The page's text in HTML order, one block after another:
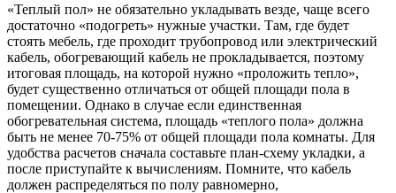
«Теплый пол» не обязательно укладывать везде, чаще всего
достаточно «подогреть» нужные участки. Там, где будет
стоять мебель, где проходит трубопровод или электрический
кабель, обогревающий кабель не прокладывается, поэтому
итоговая площадь, на которой нужно «проложить тепло»,
будет существенно отличаться от общей площади пола в
помещении. Однако в случае если единственная
обогревательная система, площадь «теплого пола» должна
быть не менее 70-75% от общей площади пола комнаты. Для
удобства расчетов сначала составьте план-схему укладки, а
после приступайте к вычислениям. Помните, что кабель
должен распределяться по полу равномерно,